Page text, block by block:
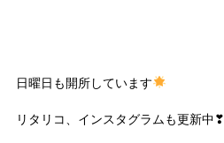
日曜日も開所しています
リタリコ、インスタグラムも更新中❣